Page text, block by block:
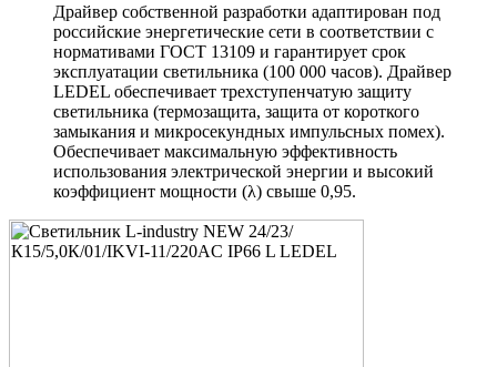
Драйвер собственной разработки адаптирован под
российские энергетические сети в соответствии с
нормативами ГОСТ 13109 и гарантирует срок
эксплуатации светильника (100 000 часов). Драйвер
LEDEL обеспечивает трехступенчатую защиту
светильника (термозащита, защита от короткого
замыкания и микросекундных импульсных помех).
Обеспечивает максимальную эффективность
использования электрической энергии и высокий
коэффициент мощности (λ) свыше 0,95.